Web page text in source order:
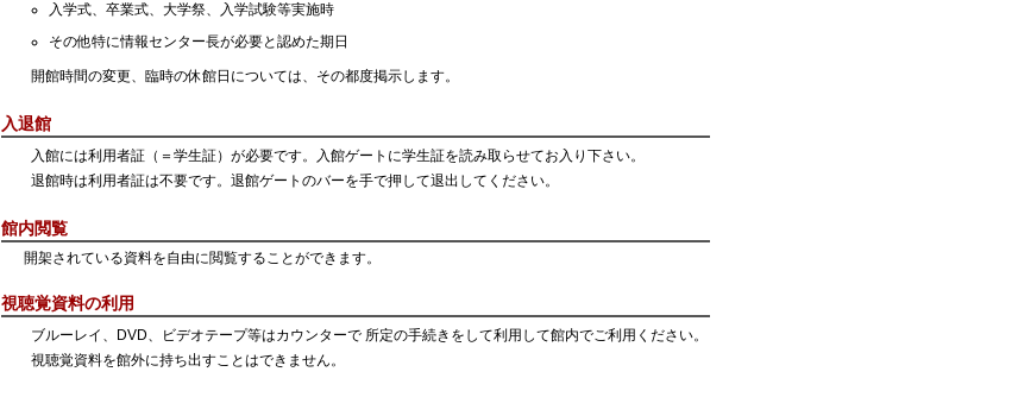
入学式、卒業式、大学祭、入学試験等実施時
その他特に情報センター長が必要と認めた期日
開館時間の変更、臨時の休館日については、その都度掲示します。
入退館
入館には利用者証（＝学生証）が必要です。入館ゲートに学生証を読み取らせてお入り下さい。
退館時は利用者証は不要です。退館ゲートのバーを手で押して退出してください。
館内閲覧
開架されている資料を自由に閲覧することができます。
視聴覚資料の利用
ブルーレイ、DVD、ビデオテープ等はカウンターで 所定の手続きをして利用して館内でご利用ください。
視聴覚資料を館外に持ち出すことはできません。